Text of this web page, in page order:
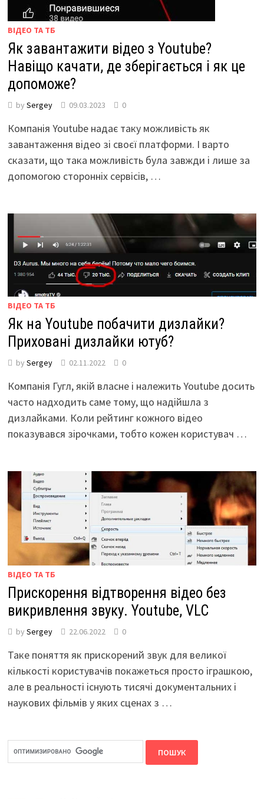
ВІДЕО ТА ТБ
Як завантажити відео з Youtube?
Навіщо качати, де зберігається і як це
допоможе?
by Sergey 09.03.2023 0
Компанія Youtube надає таку можливість як
завантаження відео зі своєї платформи. І варто
сказати, що така можливість була завжди і лише за
допомогою сторонніх сервісів, …
ВІДЕО ТА ТБ
Як на Youtube побачити дизлайки?
Приховані дизлайки ютуб?
by Sergey 02.11.2022 0
Компанія Гугл, якій власне і належить Youtube досить
часто надходить саме тому, що надійшла з
дизлайками. Коли рейтинг кожного відео
показувався зірочками, тобто кожен користувач …
ВІДЕО ТА ТБ
Прискорення відтворення відео без
викривлення звуку. Youtube, VLC
by Sergey 22.06.2022 0
Таке поняття як прискорений звук для великої
кількості користувачів покажеться просто іграшкою,
але в реальності існують тисячі документальних і
наукових фільмів у яких сценах з …